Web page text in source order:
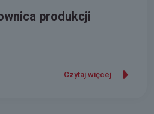
produkcji
Czytaj więcej